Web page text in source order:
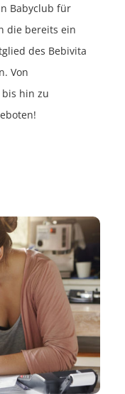
Babyclub für
die bereits ein
des Bebivita
Von
hin zu